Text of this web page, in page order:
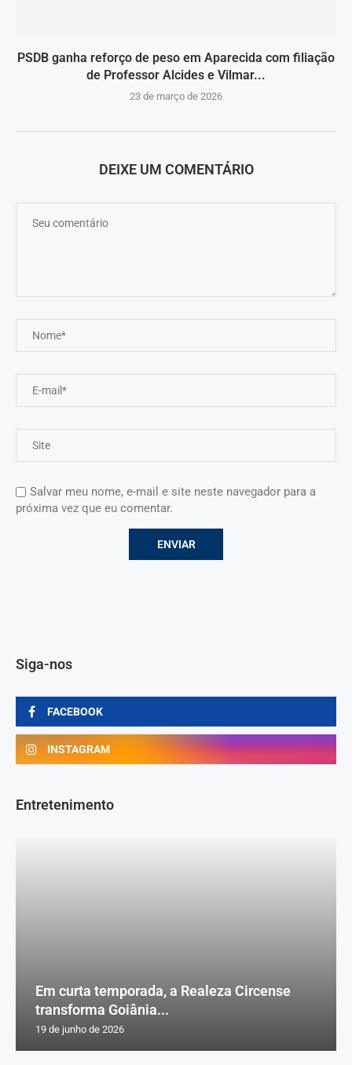
PSDB ganha reforço de peso em Aparecida com filiação
de Professor Alcides e Vilmar...
23 de março de 2026
DEIXE UM COMENTÁRIO
Salvar meu nome, e-mail e site neste navegador para a
próxima vez que eu comentar.
Siga-nos
FACEBOOK
INSTAGRAM
Entretenimento
Em curta temporada, a Realeza Circense
transforma Goiânia...
19 de junho de 2026